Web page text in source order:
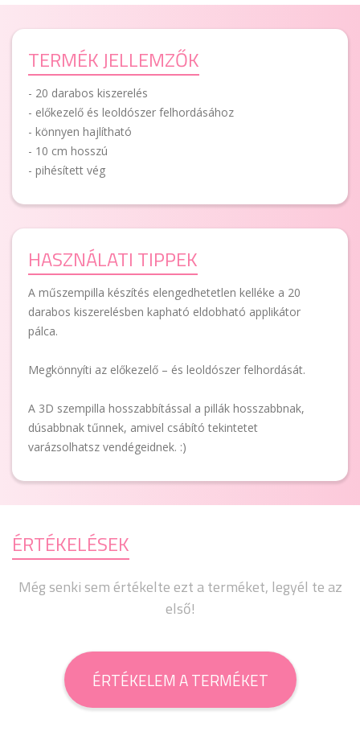
TERMÉK JELLEMZŐK
- 20 darabos kiszerelés
- előkezelő és leoldószer felhordásához
- könnyen hajlítható
- 10 cm hosszú
- pihésített vég
HASZNÁLATI TIPPEK
A műszempilla készítés elengedhetetlen kelléke a 20
darabos kiszerelésben kapható eldobható applikátor
pálca.
Megkönnyíti az előkezelő – és leoldószer felhordását.
A 3D szempilla hosszabbítással a pillák hosszabbnak,
dúsabbnak tűnnek, amivel csábító tekintetet
varázsolhatsz vendégeidnek. :)
ÉRTÉKELÉSEK
Még senki sem értékelte ezt a terméket, legyél te az
első!
ÉRTÉKELEM A TERMÉKET